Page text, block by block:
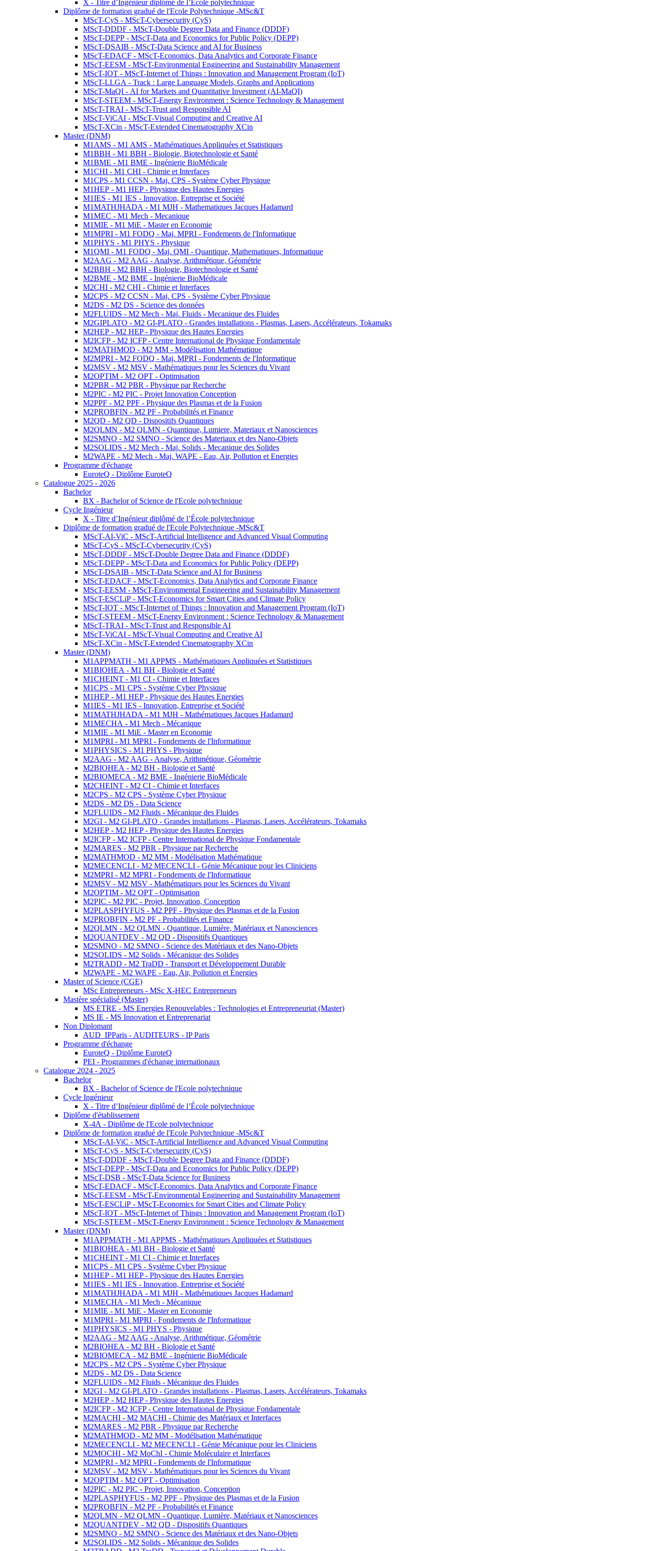
X - Titre d’Ingénieur diplômé de l’École polytechnique
Diplôme de formation gradué de l'Ecole Polytechnique -MSc&T
MScT-CyS - MScT-Cybersecurity (CyS)
MScT-DDDF - MScT-Double Degree Data and Finance (DDDF)
MScT-DEPP - MScT-Data and Economics for Public Policy (DEPP)
MScT-DSAIB - MScT-Data Science and AI for Business
MScT-EDACF - MScT-Economics, Data Analytics and Corporate Finance
MScT-EESM - MScT-Environmental Engineering and Sustainability Management
MScT-IOT - MScT-Internet of Things : Innovation and Management Program (IoT)
MScT-LLGA - Track : Large Language Models, Graphs and Applications
MScT-MaQI - AI for Markets and Quantitative Investment (AI-MaQI)
MScT-STEEM - MScT-Energy Environment : Science Technology & Management
MScT-TRAI - MScT-Trust and Responsible AI
MScT-ViCAI - MScT-Visual Computing and Creative AI
MScT-XCin - MScT-Extended Cinematography XCin
Master (DNM)
M1AMS - M1 AMS - Mathématiques Appliquées et Statistiques
M1BBH - M1 BBH - Biologie, Biotechnologie et Santé
M1BME - M1 BME - Ingénierie BioMédicale
M1CHI - M1 CHI - Chimie et Interfaces
M1CPS - M1 CCSN - Maj. CPS - Système Cyber Physique
M1HEP - M1 HEP - Physique des Hautes Energies
M1IES - M1 IES - Innovation, Entreprise et Société
M1MATHJHADA - M1 MJH - Mathematiques Jacques Hadamard
M1MEC - M1 Mech - Mecanique
M1MIE - M1 MiE - Master en Economie
M1MPRI - M1 FODQ - Maj. MPRI - Fondements de l'Informatique
M1PHYS - M1 PHYS - Physique
M1QMI - M1 FODQ - Maj. QMI - Quantique, Mathematiques, Informatique
M2AAG - M2 AAG - Analyse, Arithmétique, Géométrie
M2BBH - M2 BBH - Biologie, Biotechnologie et Santé
M2BME - M2 BME - Ingénierie BioMédicale
M2CHI - M2 CHI - Chimie et Interfaces
M2CPS - M2 CCSN - Maj. CPS - Système Cyber Physique
M2DS - M2 DS - Science des données
M2FLUIDS - M2 Mech - Maj. Fluids - Mecanique des Fluides
M2GIPLATO - M2 GI-PLATO - Grandes installations - Plasmas, Lasers, Accélérateurs, Tokamaks
M2HEP - M2 HEP - Physique des Hautes Energies
M2ICFP - M2 ICFP - Centre International de Physique Fondamentale
M2MATHMOD - M2 MM - Modélisation Mathématique
M2MPRI - M2 FODQ - Maj. MPRI - Fondements de l'Informatique
M2MSV - M2 MSV - Mathématiques pour les Sciences du Vivant
M2OPTIM - M2 OPT - Optimisation
M2PBR - M2 PBR - Physique par Recherche
M2PIC - M2 PIC - Projet Innovation Conception
M2PPF - M2 PPF - Physique des Plasmas et de la Fusion
M2PROBFIN - M2 PF - Probabilités et Finance
M2QD - M2 QD - Dispositifs Quantiques
M2QLMN - M2 QLMN - Quantique, Lumiere, Materiaux et Nanosciences
M2SMNO - M2 SMNO - Science des Materiaux et des Nano-Objets
M2SOLIDS - M2 Mech - Maj. Solids - Mecanique des Solides
M2WAPE - M2 Mech - Maj. WAPE - Eau, Air, Pollution et Energies
Programme d'échange
EuroteQ - Diplôme EuroteQ
Catalogue 2025 - 2026
Bachelor
BX - Bachelor of Science de l'Ecole polytechnique
Cycle Ingénieur
X - Titre d’Ingénieur diplômé de l’École polytechnique
Diplôme de formation gradué de l'Ecole Polytechnique -MSc&T
MScT-AI-ViC - MScT-Artificial Intelligence and Advanced Visual Computing
MScT-CyS - MScT-Cybersecurity (CyS)
MScT-DDDF - MScT-Double Degree Data and Finance (DDDF)
MScT-DEPP - MScT-Data and Economics for Public Policy (DEPP)
MScT-DSAIB - MScT-Data Science and AI for Business
MScT-EDACF - MScT-Economics, Data Analytics and Corporate Finance
MScT-EESM - MScT-Environmental Engineering and Sustainability Management
MScT-ESCLiP - MScT-Economics for Smart Cities and Climate Policy
MScT-IOT - MScT-Internet of Things : Innovation and Management Program (IoT)
MScT-STEEM - MScT-Energy Environment : Science Technology & Management
MScT-TRAI - MScT-Trust and Responsible AI
MScT-ViCAI - MScT-Visual Computing and Creative AI
MScT-XCin - MScT-Extended Cinematography XCin
Master (DNM)
M1APPMATH - M1 APPMS - Mathématiques Appliquées et Statistiques
M1BIOHEA - M1 BH - Biologie et Santé
M1CHEINT - M1 CI - Chimie et Interfaces
M1CPS - M1 CPS - Système Cyber Physique
M1HEP - M1 HEP - Physique des Hautes Energies
M1IES - M1 IES - Innovation, Entreprise et Société
M1MATHJHADA - M1 MJH - Mathématiques Jacques Hadamard
M1MECHA - M1 Mech - Mécanique
M1MIE - M1 MiE - Master en Economie
M1MPRI - M1 MPRI - Fondements de l'Informatique
M1PHYSICS - M1 PHYS - Physique
M2AAG - M2 AAG - Analyse, Arithmétique, Géométrie
M2BIOHEA - M2 BH - Biologie et Santé
M2BIOMECA - M2 BME - Ingénierie BioMédicale
M2CHEINT - M2 CI - Chimie et Interfaces
M2CPS - M2 CPS - Système Cyber Physique
M2DS - M2 DS - Data Science
M2FLUIDS - M2 Fluids - Mécanique des Fluides
M2GI - M2 GI-PLATO - Grandes installations - Plasmas, Lasers, Accélérateurs, Tokamaks
M2HEP - M2 HEP - Physique des Hautes Energies
M2ICFP - M2 ICFP - Centre International de Physique Fondamentale
M2MARES - M2 PBR - Physique par Recherche
M2MATHMOD - M2 MM - Modélisation Mathématique
M2MECENCLI - M2 MECENCLI - Génie Mécanique pour les Cliniciens
M2MPRI - M2 MPRI - Fondements de l'Informatique
M2MSV - M2 MSV - Mathématiques pour les Sciences du Vivant
M2OPTIM - M2 OPT - Optimisation
M2PIC - M2 PIC - Projet, Innovation, Conception
M2PLASPHYFUS - M2 PPF - Physique des Plasmas et de la Fusion
M2PROBFIN - M2 PF - Probabilités et Finance
M2QLMN - M2 QLMN - Quantique, Lumière, Matériaux et Nanosciences
M2QUANTDEV - M2 QD - Dispositifs Quantiques
M2SMNO - M2 SMNO - Science des Matériaux et des Nano-Objets
M2SOLIDS - M2 Solids - Mécanique des Solides
M2TRADD - M2 TraDD - Transport et Développement Durable
M2WAPE - M2 WAPE - Eau, Air, Pollution et Énergies
Master of Science (CGE)
MSc Entrepreneurs - MSc X-HEC Entrepreneurs
Mastère spécialisé (Master)
MS ETRE - MS Energies Renouvelables : Technologies et Entrepreneuriat (Master)
MS IE - MS Innovation et Entreprenariat
Non Diplomant
AUD_IPParis - AUDITEURS - IP Paris
Programme d'échange
EuroteQ - Diplôme EuroteQ
PEI - Programmes d'échange internationaux
Catalogue 2024 - 2025
Bachelor
BX - Bachelor of Science de l'Ecole polytechnique
Cycle Ingénieur
X - Titre d’Ingénieur diplômé de l’École polytechnique
Diplôme d'établissement
X-4A - Diplôme de l'Ecole polytechnique
Diplôme de formation gradué de l'Ecole Polytechnique -MSc&T
MScT-AI-ViC - MScT-Artificial Intelligence and Advanced Visual Computing
MScT-CyS - MScT-Cybersecurity (CyS)
MScT-DDDF - MScT-Double Degree Data and Finance (DDDF)
MScT-DEPP - MScT-Data and Economics for Public Policy (DEPP)
MScT-DSB - MScT-Data Science for Business
MScT-EDACF - MScT-Economics, Data Analytics and Corporate Finance
MScT-EESM - MScT-Environmental Engineering and Sustainability Management
MScT-ESCLiP - MScT-Economics for Smart Cities and Climate Policy
MScT-IOT - MScT-Internet of Things : Innovation and Management Program (IoT)
MScT-STEEM - MScT-Energy Environment : Science Technology & Management
Master (DNM)
M1APPMATH - M1 APPMS - Mathématiques Appliquées et Statistiques
M1BIOHEA - M1 BH - Biologie et Santé
M1CHEINT - M1 CI - Chimie et Interfaces
M1CPS - M1 CPS - Système Cyber Physique
M1HEP - M1 HEP - Physique des Hautes Energies
M1IES - M1 IES - Innovation, Entreprise et Société
M1MATHJHADA - M1 MJH - Mathématiques Jacques Hadamard
M1MECHA - M1 Mech - Mécanique
M1MIE - M1 MiE - Master en Economie
M1MPRI - M1 MPRI - Fondements de l'Informatique
M1PHYSICS - M1 PHYS - Physique
M2AAG - M2 AAG - Analyse, Arithmétique, Géométrie
M2BIOHEA - M2 BH - Biologie et Santé
M2BIOMECA - M2 BME - Ingénierie BioMédicale
M2CPS - M2 CPS - Système Cyber Physique
M2DS - M2 DS - Data Science
M2FLUIDS - M2 Fluids - Mécanique des Fluides
M2GI - M2 GI-PLATO - Grandes installations - Plasmas, Lasers, Accélérateurs, Tokamaks
M2HEP - M2 HEP - Physique des Hautes Energies
M2ICFP - M2 ICFP - Centre International de Physique Fondamentale
M2MACHI - M2 MACHI - Chimie des Matériaux et Interfaces
M2MARES - M2 PBR - Physique par Recherche
M2MATHMOD - M2 MM - Modélisation Mathématique
M2MECENCLI - M2 MECENCLI - Génie Mécanique pour les Cliniciens
M2MOCHI - M2 MoChI - Chimie Moléculaire et Interfaces
M2MPRI - M2 MPRI - Fondements de l'Informatique
M2MSV - M2 MSV - Mathématiques pour les Sciences du Vivant
M2OPTIM - M2 OPT - Optimisation
M2PIC - M2 PIC - Projet, Innovation, Conception
M2PLASPHYFUS - M2 PPF - Physique des Plasmas et de la Fusion
M2PROBFIN - M2 PF - Probabilités et Finance
M2QLMN - M2 QLMN - Quantique, Lumière, Matériaux et Nanosciences
M2QUANTDEV - M2 QD - Dispositifs Quantiques
M2SMNO - M2 SMNO - Science des Matériaux et des Nano-Objets
M2SOLIDS - M2 Solids - Mécanique des Solides